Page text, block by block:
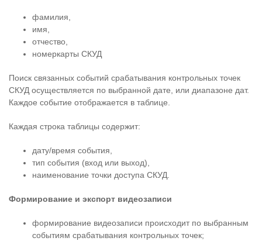
фамилия,
имя,
отчество,
номеркарты СКУД
Поиск связанных событий срабатывания контрольных точек
СКУД осуществляется по выбранной дате, или диапазоне дат.
Каждое событие отображается в таблице.
Каждая строка таблицы содержит:
дату/время события,
тип события (вход или выход),
наименование точки доступа СКУД.
Формирование и экспорт видеозаписи
формирование видеозаписи происходит по выбранным
событиям срабатывания контрольных точек;